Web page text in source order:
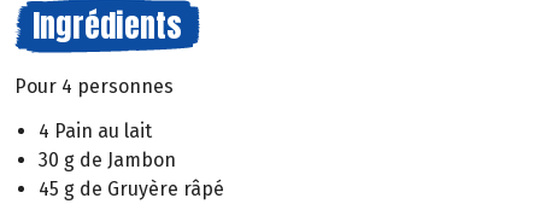
Ingrédients
Pour 4 personnes
4 Pain au lait
30 g de Jambon
45 g de Gruyère râpé